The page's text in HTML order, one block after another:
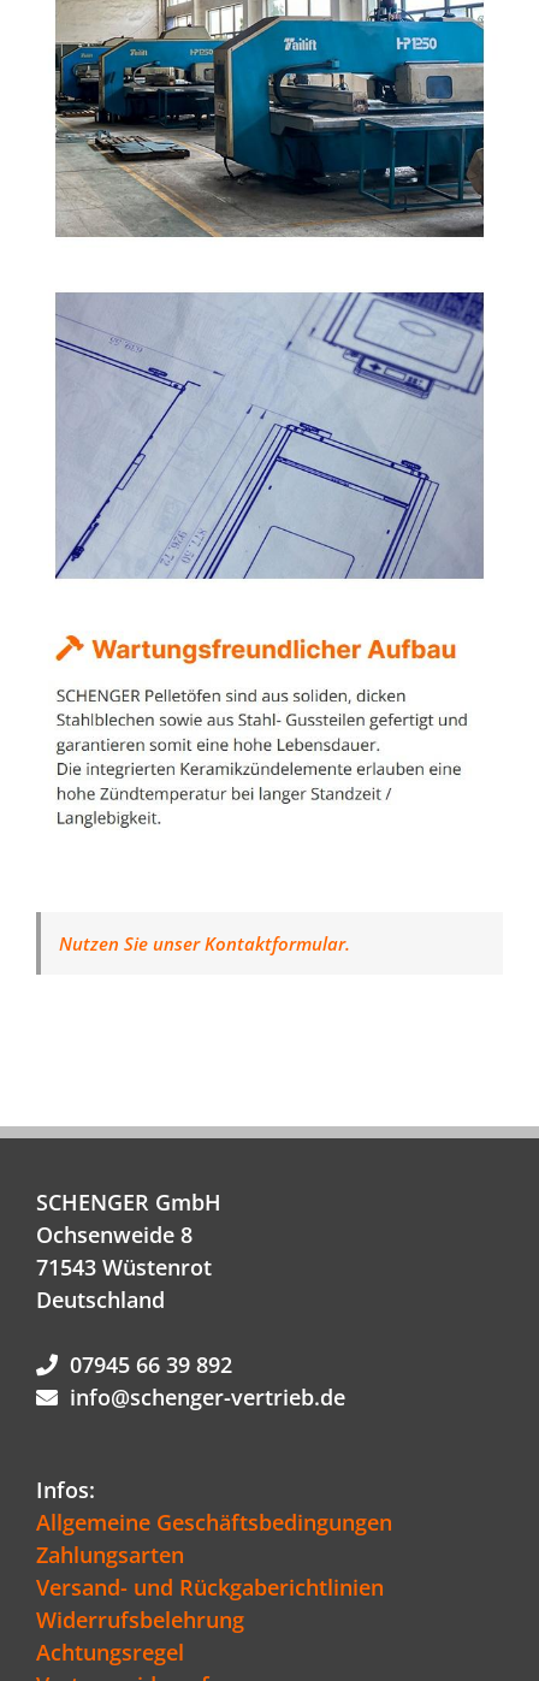
Nutzen Sie unser Kontaktformular.
SCHENGER GmbH
Ochsenweide 8
71543 Wüstenrot
Deutschland
07945 66 39 892
info@schenger-vertrieb.de
Infos:
Allgemeine Geschäftsbedingungen
Zahlungsarten
Versand- und Rückgaberichtlinien
Widerrufsbelehrung
Achtungsregel